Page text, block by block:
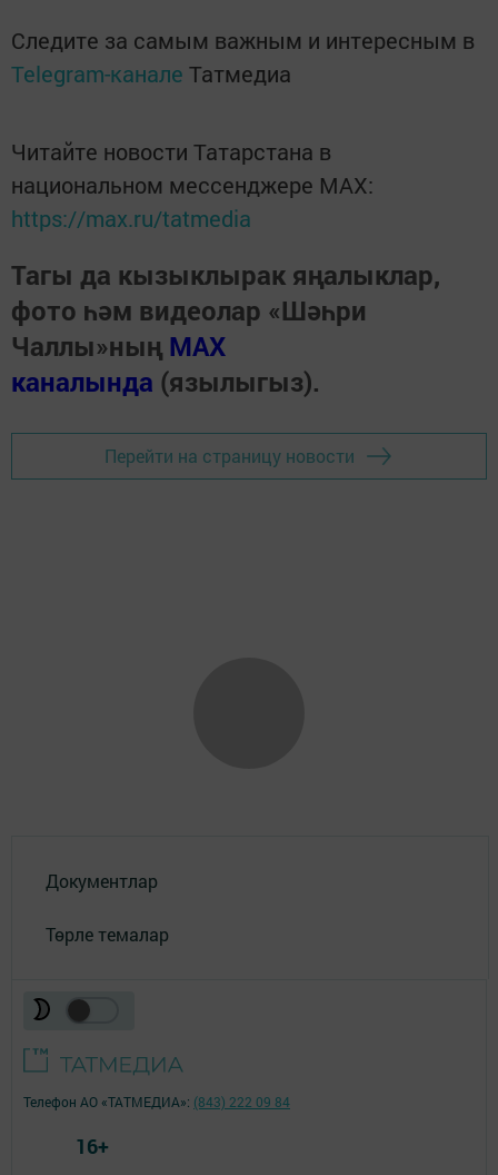
Следите за самым важным и интересным в
Telegram-канале Татмедиа
Читайте новости Татарстана в
национальном мессенджере MАХ:
https://max.ru/tatmedia
Тагы да кызыклырак яңалыклар,
фото һәм видеолар «Шәһри
Чаллы»ның MAX
каналында (язылыгыз).
Перейти на страницу новости
Документлар
Төрле темалар
Телефон АО «ТАТМЕДИА»: (843) 222 09 84
16+